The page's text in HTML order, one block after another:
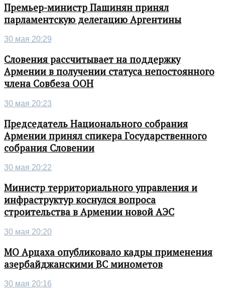
Премьер-министр Пашинян принял
парламентскую делегацию Аргентины
30 мая 20:29
Словения рассчитывает на поддержку
Армении в получении статуса непостоянного
члена Совбеза ООН
30 мая 20:23
Председатель Национального собрания
Армении принял спикера Государственного
собрания Словении
30 мая 20:22
Министр территориального управления и
инфраструктур коснулся вопроса
строительства в Армении новой АЭС
30 мая 20:20
МО Арцаха опубликовало кадры применения
азербайджанскими ВС минометов
30 мая 20:16